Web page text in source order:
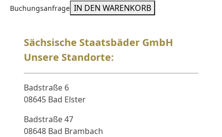
Buchungsanfrage IN DEN WARENKORB
Sächsische Staatsbäder GmbH
Unsere Standorte:
Badstraße 6
08645 Bad Elster
Badstraße 47
08648 Bad Brambach